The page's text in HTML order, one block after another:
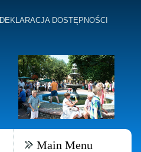
DEKLARACJA DOSTĘPNOŚCI
Main Menu